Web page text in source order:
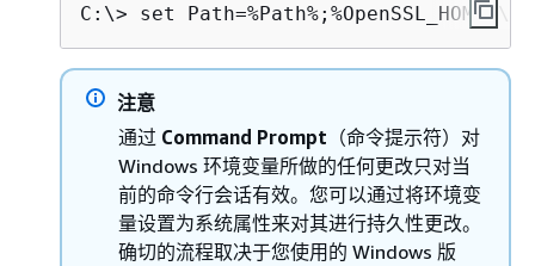
C:\> set
注意
通过 Command Prompt （命令提示符）对
Windows 环境变量所做的任何更改只对当
前的命令行会话有效。您可以通过将环境变
量设置为系统属性来对其进行持久性更改。
确切的流程取决于您使用的 Windows 版